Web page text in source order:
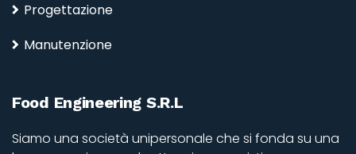
Progettazione
Manutenzione
Food Engineering S.r.l
Siamo una società unipersonale che si fonda su una